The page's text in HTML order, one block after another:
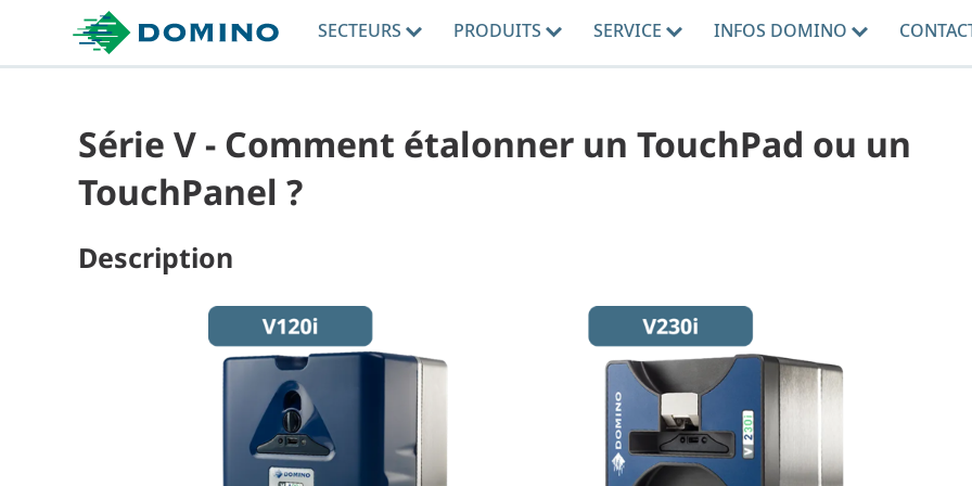
SECTEURS PRODUITS SERVICE INFOS DOMINO
Série V - Comment étalonner un TouchPad ou un
TouchPanel ?
Description